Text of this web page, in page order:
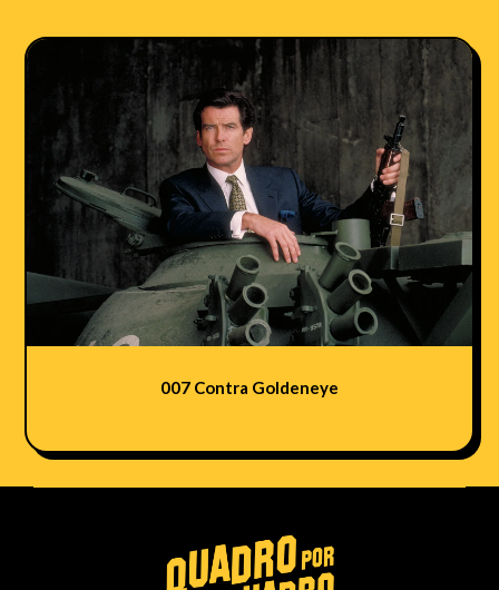
007 Contra Goldeneye